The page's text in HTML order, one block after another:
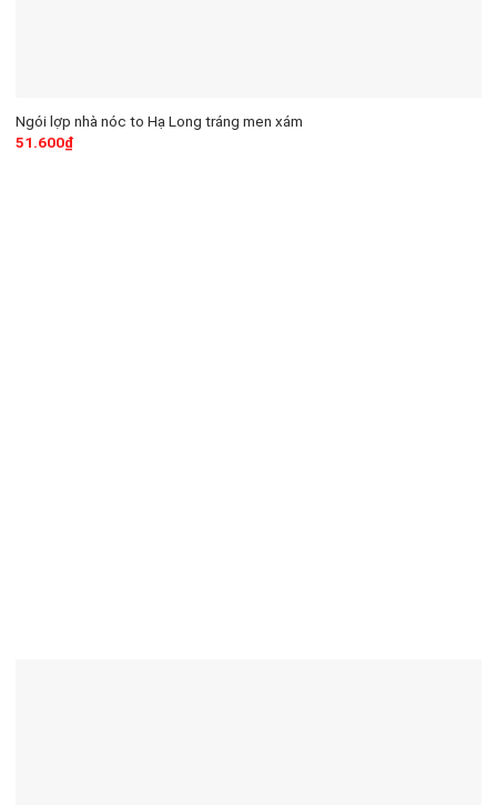
Ngói lợp nhà nóc to Hạ Long tráng men xám
51.600₫